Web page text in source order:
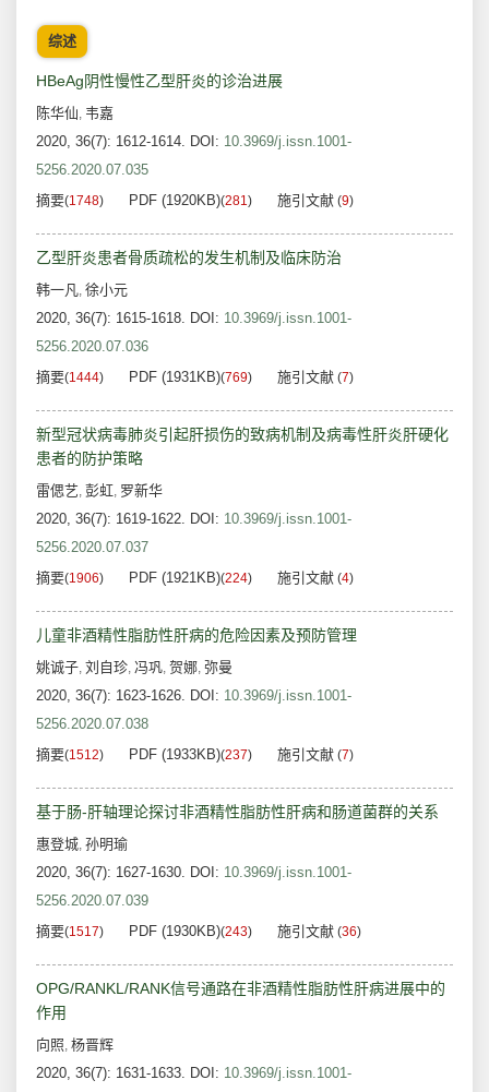
综述
HBeAg阴性慢性乙型肝炎的诊治进展
陈华仙, 韦嘉
2020, 36(7): 1612-1614. DOI: 10.3969/j.issn.1001-
5256.2020.07.035
摘要(1748) PDF (1920KB)(281) 施引文献 (9)
乙型肝炎患者骨质疏松的发生机制及临床防治
韩一凡, 徐小元
2020, 36(7): 1615-1618. DOI: 10.3969/j.issn.1001-
5256.2020.07.036
摘要(1444) PDF (1931KB)(769) 施引文献 (7)
新型冠状病毒肺炎引起肝损伤的致病机制及病毒性肝炎肝硬化
患者的防护策略
雷偲艺, 彭虹, 罗新华
2020, 36(7): 1619-1622. DOI: 10.3969/j.issn.1001-
5256.2020.07.037
摘要(1906) PDF (1921KB)(224) 施引文献 (4)
儿童非酒精性脂肪性肝病的危险因素及预防管理
姚诚子, 刘自珍, 冯巩, 贺娜, 弥曼
2020, 36(7): 1623-1626. DOI: 10.3969/j.issn.1001-
5256.2020.07.038
摘要(1512) PDF (1933KB)(237) 施引文献 (7)
基于肠-肝轴理论探讨非酒精性脂肪性肝病和肠道菌群的关系
惠登城, 孙明瑜
2020, 36(7): 1627-1630. DOI: 10.3969/j.issn.1001-
5256.2020.07.039
摘要(1517) PDF (1930KB)(243) 施引文献 (36)
OPG/RANKL/RANK信号通路在非酒精性脂肪性肝病进展中的
作用
向照, 杨晋辉
2020, 36(7): 1631-1633. DOI: 10.3969/j.issn.1001-